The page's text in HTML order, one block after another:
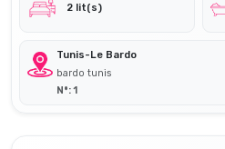
2 lit(s)
Tunis-Le Bardo
bardo tunis
N°: 1